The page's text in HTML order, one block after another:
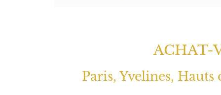
ACHAT-
Paris, Yvelines,